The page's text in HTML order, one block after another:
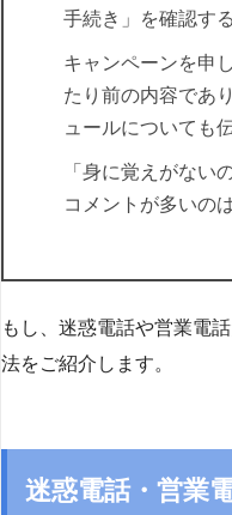
手続き」を確認す
キャンペーンを申
たり前の内容であ
ュールについても
「身に覚えがない
コメントが多いの
もし、迷惑電話や営業電
法をご紹介します。
迷惑電話・営業